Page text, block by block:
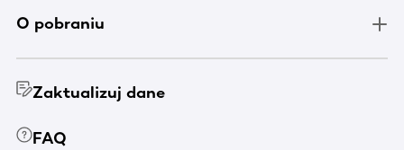
O pobraniu
Zaktualizuj dane
FAQ